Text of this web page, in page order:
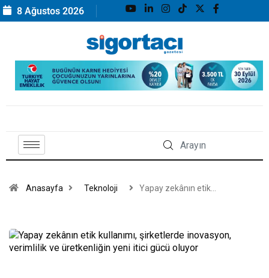
8 Ağustos 2026
Anasayfa Teknoloji Yapay zekânın etik…